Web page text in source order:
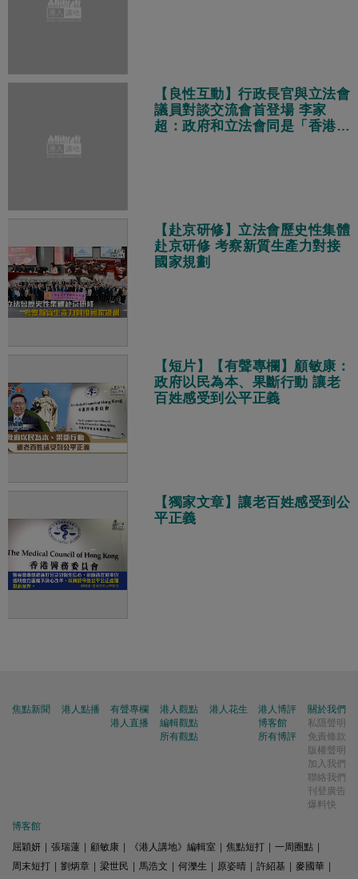
【良性互動】行政長官與立法會
議員對談交流會首登場 李家
超：政府和立法會同是「香港
【赴京研修】立法會歷史性集體
赴京研修 考察新質生產力對接
國家規劃
【短片】【有聲專欄】顧敏康：​
政府以民為本、果斷行動 讓老
百姓感受到公平正義
【獨家文章】讓老百姓感受到公
平正義
焦點新聞 港人點播
有聲專欄
港人直播
港人觀點
編輯觀點
所有觀點
港人花生
港人博評
博客館
所有博評
關於我們
私隱聲明
免責條款
版權聲明
加入我們
聯絡我們
刊登廣告
爆料快
博客館
屈穎妍
張瑞蓮 顧敏康 《港人講地》編輯室 焦點短打 一周圈點
周末短打
劉炳章 梁世民 馬浩文 何濼生 原姿晴 許紹基 麥國華